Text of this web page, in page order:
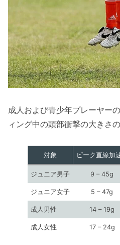
成人および青少年プレーヤー
ィング中の頭部衝撃の大きさ
対象 ピーク直線加
ジュニア男子 9 – 45g
ジュニア女子 5 – 47g
成人男性 14 – 19g
成人女性 17 – 24g